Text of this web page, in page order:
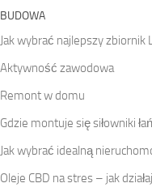
BUDOWA
Jak wybrać najlepszy zbiornik
Aktywność zawodowa
Remont w domu
Gdzie montuje się siłowniki
Jak wybrać idealną
Oleje CBD na stres – jak